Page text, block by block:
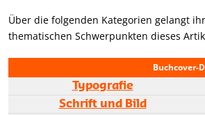
Über die folgenden Kategorien gelangt
thematischen Schwerpunkten dieses
Buchcover-
Typografie
Schrift und Bild